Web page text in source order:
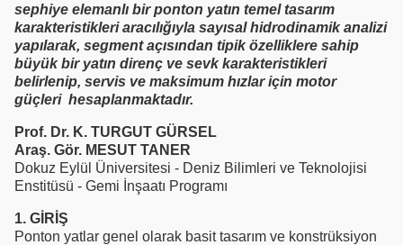
sephiye elemanlı bir ponton yatın temel tasarım
karakteristikleri aracılığıyla sayısal hidrodinamik analizi
yapılarak, segment açısından tipik özelliklere sahip
büyük bir yatın direnç ve sevk karakteristikleri
belirlenip, servis ve maksimum hızlar için motor
güçleri hesaplanmaktadır.
Prof. Dr. K. TURGUT GÜRSEL
Araş. Gör. MESUT TANER
Dokuz Eylül Üniversitesi - Deniz Bilimleri ve Teknolojisi
Enstitüsü - Gemi İnşaatı Programı
1. GİRİŞ
Ponton yatlar genel olarak basit tasarım ve konstrüksiyon